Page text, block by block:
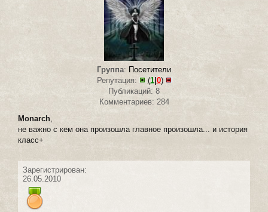
Группа: Посетители
Репутация:
(1| 0)
Публикаций: 8
Комментариев: 284
Monarch,
не важно с кем она произошла главное произошла... и история
класс+
Зарегистрирован:
26.05.2010